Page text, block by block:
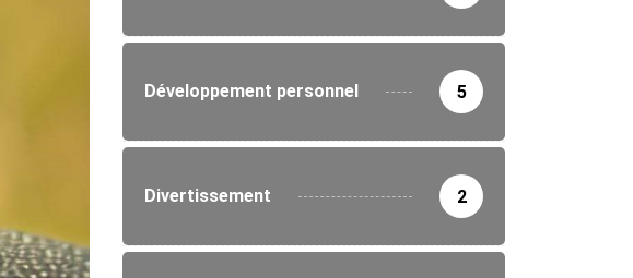
Développement personnel 5
Divertissement 2